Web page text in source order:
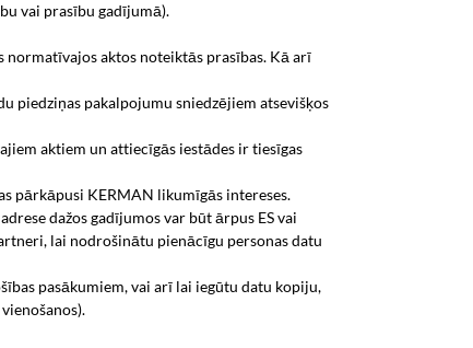
vai prasību gadījumā).
aktos noteiktās prasības. Kā arī
piedziņas pakalpojumu sniedzējiem atsevišķos
aktiem un attiecīgās iestādes ir tiesīgas
pārkāpusi KERMAN likumīgās intereses.
dažos gadījumos var būt ārpus ES vai
lai nodrošinātu pienācīgu personas datu
pasākumiem, vai arī lai iegūtu datu kopiju,